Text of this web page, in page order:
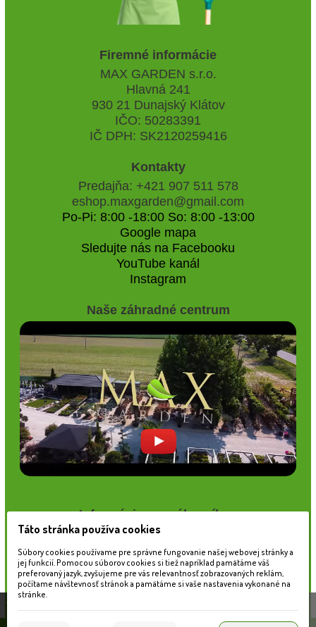
Firemné informácie
MAX GARDEN s.r.o.
Hlavná 241
930 21 Dunajský Klátov
IČO: 50283391
IČ DPH: SK2120259416
Kontakty
Predajňa: +421 907 511 578
eshop.maxgarden@gmail.com
Po-Pi: 8:00 -18:00 So: 8:00 -13:00
Google mapa
Sledujte nás na Facebooku
YouTube kanál
Instagram
Naše záhradné centrum
Informácie pre zákazníkov
Blog
Obchodné podmienky
Ochrana osobných údajov
Platobné možnosti
Táto stránka používa súbory cookies, ktoré nám
pomáhajú poskytovať služby. Používaním našich
Táto stránka používa cookies
Súbory cookies používame pre správne fungovanie našej webovej stránky a
jej funkcií. Pomocou súborov cookies si tiež napríklad pamätáme váš
preferovaný jazyk, zvyšujeme pre vás relevantnosť zobrazovaných reklám,
počítame návštevnosť stránok a pamätáme si vaše nastavenia vykonané na
stránke.